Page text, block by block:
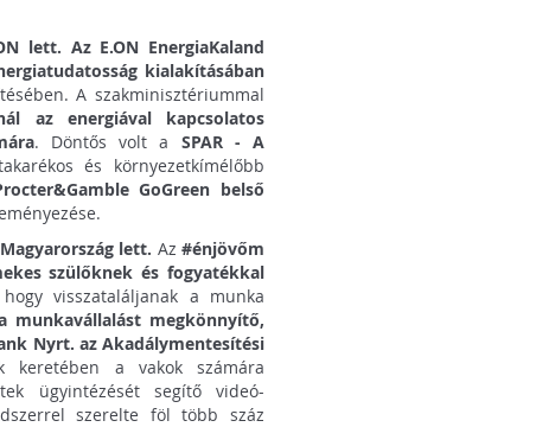
lett. Az E.ON EnergiaKaland
kialakításában
A szakminisztériummal
az energiával kapcsolatos
. Döntős volt a SPAR - A
és környezetkímélőbb
GoGreen belső
lett. Az#énjövőm
szülőknek és fogyatékkal
visszataláljanak a munka
megkönnyítő,
Nyrt. az Akadálymentesítési
keretében a vakok számára
ügyintézését segítő videó-
szerelte föl több száz